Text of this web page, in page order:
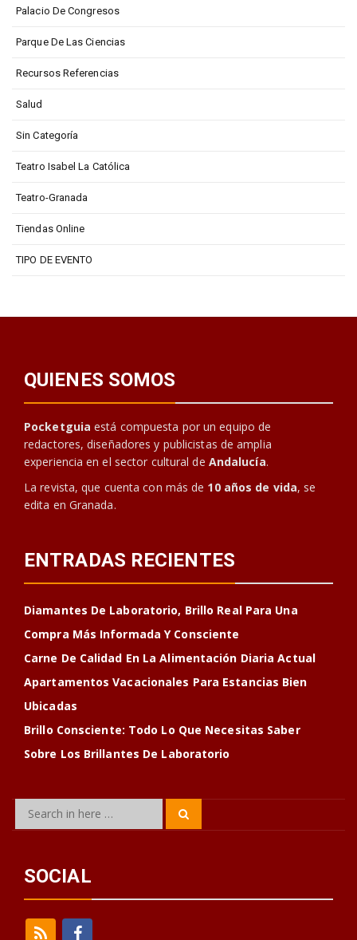
Palacio De Congresos
Parque De Las Ciencias
Recursos Referencias
Salud
Sin Categoría
Teatro Isabel La Católica
Teatro-Granada
Tiendas Online
TIPO DE EVENTO
QUIENES SOMOS
Pocketguia está compuesta por un equipo de
redactores, diseñadores y publicistas de amplia
experiencia en el sector cultural de Andalucía.
La revista, que cuenta con más de 10 años de vida, se
edita en Granada.
ENTRADAS RECIENTES
Diamantes De Laboratorio, Brillo Real Para Una
Compra Más Informada Y Consciente
Carne De Calidad En La Alimentación Diaria Actual
Apartamentos Vacacionales Para Estancias Bien
Ubicadas
Brillo Consciente: Todo Lo Que Necesitas Saber
Sobre Los Brillantes De Laboratorio
Search
SOCIAL